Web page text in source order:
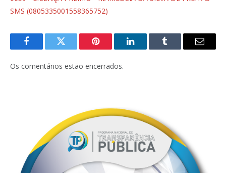
SMS (0805335001558365752)
FacebookTwitter Pinterest LinkedInTumblr
E-
Os comentários estão encerrados.